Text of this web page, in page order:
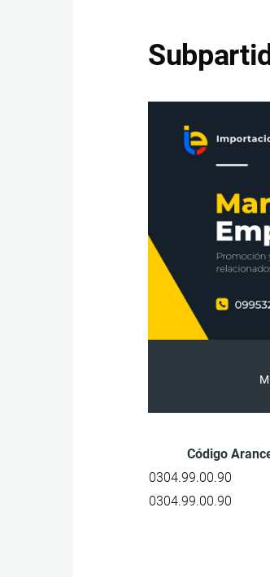
Código
0304.99.00.90
0304.99.00.90